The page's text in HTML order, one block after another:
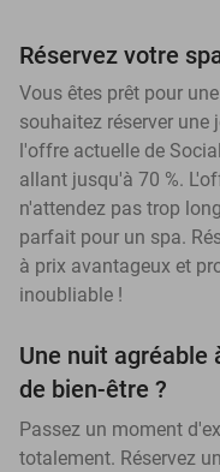
Réservez votre
Vous êtes prêt pour
souhaitez réserver une
l'offre actuelle de
allant jusqu'à 70 %.
n'attendez pas trop
parfait pour un spa.
à prix avantageux et
inoubliable !
Une nuit agréable
de bien-être ?
Passez un moment
totalement. Réservez